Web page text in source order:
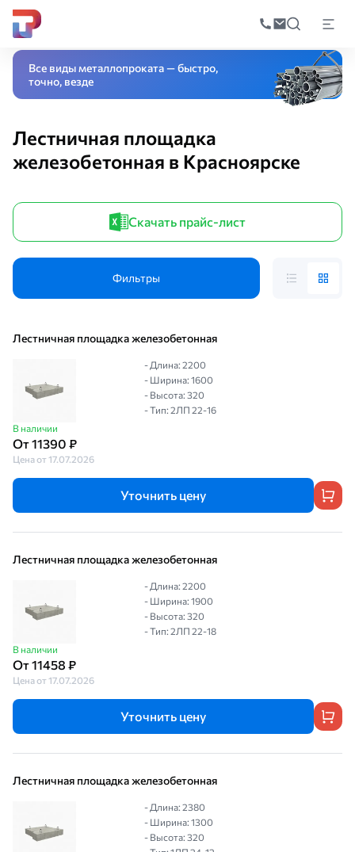
по
Главная Лестница
Все виды металлопроката — быстро,
точно, везде
Лестничная площадка
железобетонная в Красноярске
Скачать прайс-лист
Фильтры
Лестничная площадка железобетонная
В наличии
От 11390 ₽
Цена от 17.07.2026
- Длина: 2200
- Ширина: 1600
- Высота: 320
- Тип: 2ЛП 22-16
Уточнить цену
Лестничная площадка железобетонная
В наличии
От 11458 ₽
Цена от 17.07.2026
- Длина: 2200
- Ширина: 1900
- Высота: 320
- Тип: 2ЛП 22-18
Уточнить цену
Лестничная площадка железобетонная
- Длина: 2380
- Ширина: 1300
- Высота: 320